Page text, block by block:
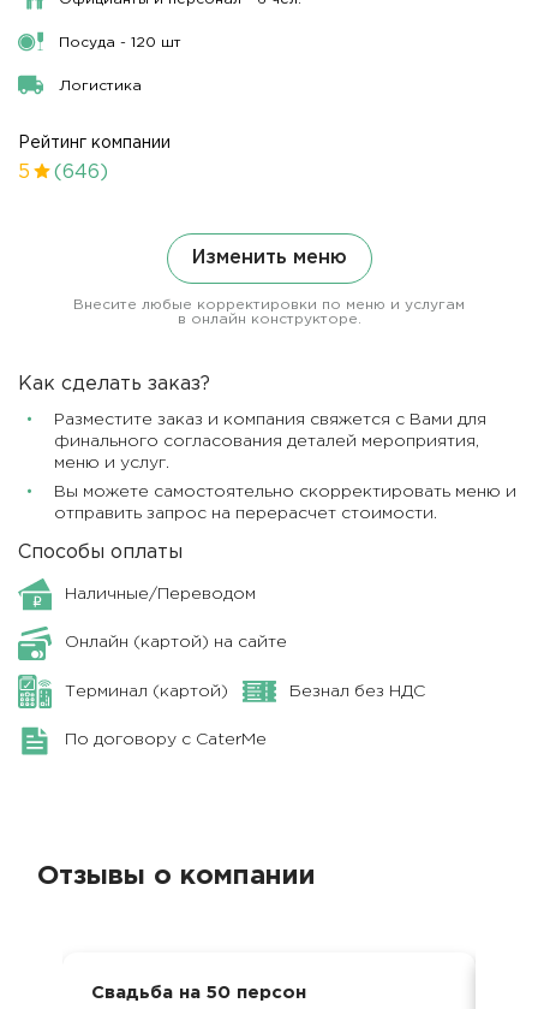
Посуда - 120 шт
Логистика
Рейтинг компании
5 (646)
Изменить меню
Внесите любые корректировки по меню и услугам
в онлайн конструкторе.
Как сделать заказ?
Разместите заказ и компания свяжется с Вами для
финального согласования деталей мероприятия,
меню и услуг.
Вы можете самостоятельно скорректировать меню и
отправить запрос на перерасчет стоимости.
Способы оплаты
Наличные/Переводом
Онлайн (картой) на сайте
Терминал (картой) Безнал без НДС
По договору с CaterMe
Отзывы о компании
Свадьба на 50 персон